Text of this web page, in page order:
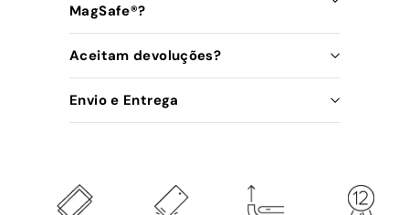
MagSafe®️?
Aceitam devoluções?
Envio e Entrega